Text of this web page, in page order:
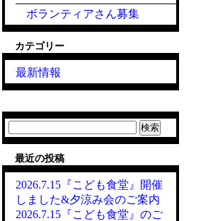
ボランティアさん募集
カテゴリー
最新情報
索:
最近の投稿
2026.7.15『こども食堂』開催
しました&夕涼み会のご案内
2026.7.15『こども食堂』のご